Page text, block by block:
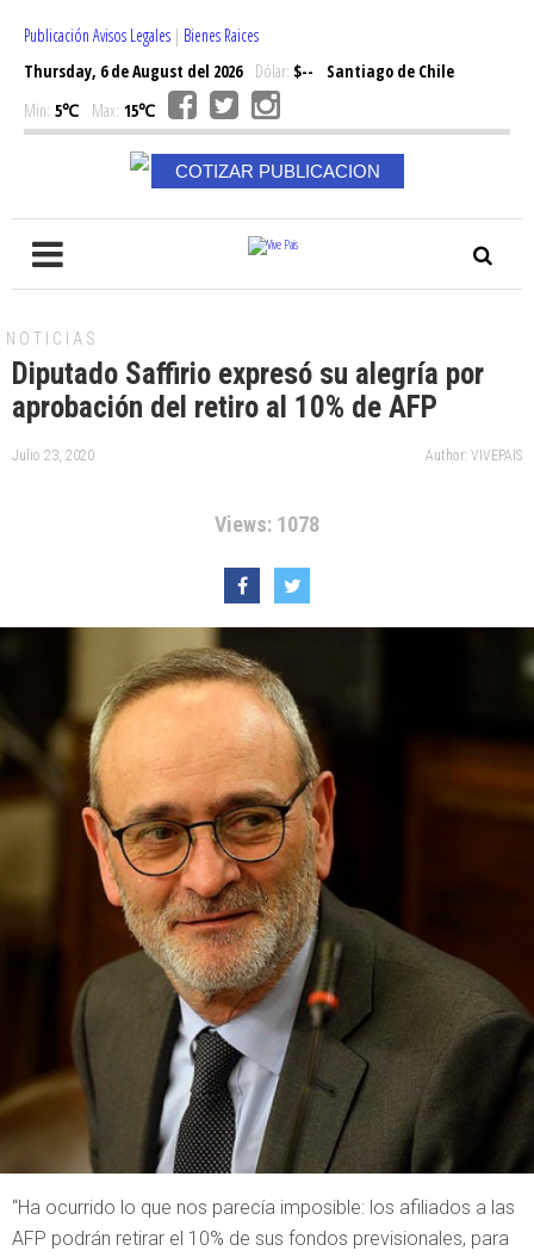
Publicación Avisos Legales | Bienes Raices
Thursday, 6 de August del 2026Dólar: $--
Santiago de Chile
Min: 5℃ Max: 15℃
COTIZAR PUBLICACION
NOTICIAS
Diputado Saffirio expresó su alegría por
aprobación del retiro al 10% de AFP
Julio 23, 2020 Author: VIVEPAIS
Views: 1078
“Ha ocurrido lo que nos parecía imposible: los afiliados a las
AFP podrán retirar el 10% de sus fondos previsionales, para